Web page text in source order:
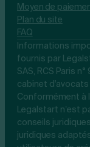
Moyen de
Plan du site
FAQ
Informations
fournis par
SAS, RCS Paris
cabinet
Conformément à
Legalstart n’est
conseils
juridiques